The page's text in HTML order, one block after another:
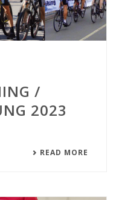
/
2023
READ MORE